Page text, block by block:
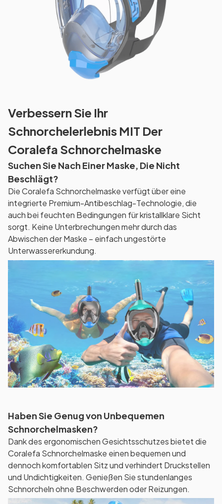
Verbessern Sie Ihr
Schnorchelerlebnis MIT Der
Coralefa Schnorchelmaske
Suchen Sie Nach Einer Maske, Die Nicht
Beschlägt?
Die Coralefa Schnorchelmaske verfügt über eine
integrierte Premium-Antibeschlag-Technologie, die
auch bei feuchten Bedingungen für kristallklare Sicht
sorgt. Keine Unterbrechungen mehr durch das
Abwischen der Maske – einfach ungestörte
Unterwassererkundung.
Haben Sie Genug von Unbequemen
Schnorchelmasken?
Dank des ergonomischen Gesichtsschutzes bietet die
Coralefa Schnorchelmaske einen bequemen und
dennoch komfortablen Sitz und verhindert Druckstellen
und Undichtigkeiten. Genießen Sie stundenlanges
Schnorcheln ohne Beschwerden oder Reizungen.